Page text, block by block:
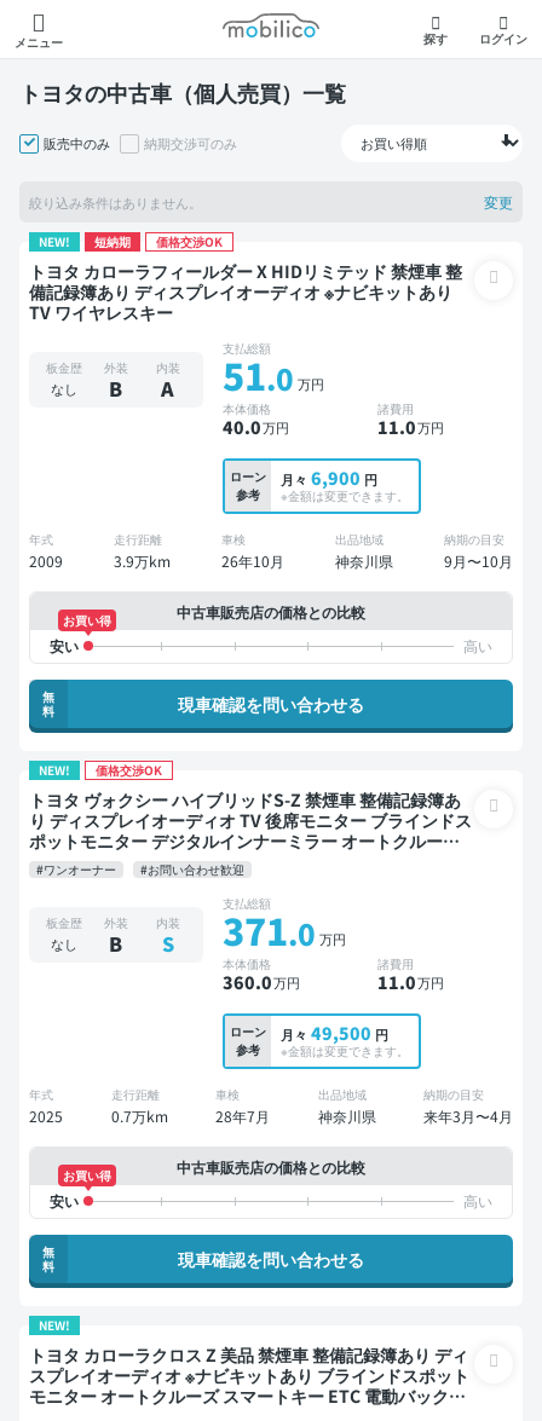
メニュー
モビリコ
探す ログイン
トヨタの中古車（個人売買）一覧
販売中のみ 納期交渉可のみ
絞り込み条件はありません。 変更
NEW! 短納期 価格交渉OK
トヨタ カローラフィールダー X HIDリミテッド 禁煙車 整
備記録簿あり ディスプレイオーディオ ※ナビキットあり
TV ワイヤレスキー
板金歴
なし
外装
B
内装
A
支払総額
51.0 万円
本体価格
40.0万円
諸費用
11.0万円
ローン
参考
月々 6,900 円
※金額は変更できます。
年式
2009
走行距離
3.9万km
車検
26年10月
出品地域
神奈川県
納期の目安
9月〜10月
中古車販売店の価格との比較
お買い得
無
料
現車確認を問い合わせる
NEW! 価格交渉OK
トヨタ ヴォクシー ハイブリッドS-Z 禁煙車 整備記録簿あ
り ディスプレイオーディオ TV 後席モニター ブラインドス
ポットモニター デジタルインナーミラー オートクルーズ 3
列シート スマートキー ETC 電動バックドア バックモニタ
ー 全方位カメラ ドライブレコーダー 衝突軽減 両側電動ス
#ワンオーナー #お問い合わせ歓迎
板金歴
なし
外装
B
内装
S
支払総額
371.0 万円
本体価格
360.0万円
諸費用
11.0万円
ローン
参考
月々 49,500 円
※金額は変更できます。
年式
2025
走行距離
0.7万km
車検
28年7月
出品地域
神奈川県
納期の目安
来年3月〜4月
中古車販売店の価格との比較
お買い得
無
料
現車確認を問い合わせる
NEW!
トヨタ カローラクロス Z 美品 禁煙車 整備記録簿あり ディ
スプレイオーディオ ※ナビキットあり ブラインドスポット
モニター オートクルーズ スマートキー ETC 電動バックド